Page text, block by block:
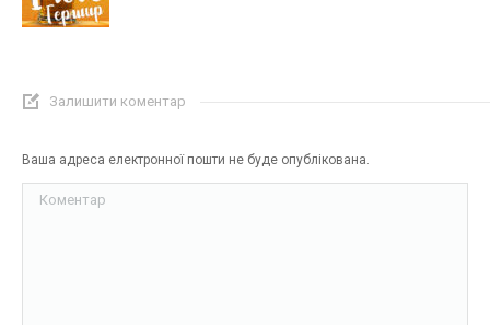
Залишити коментар
Ваша адреса електронної пошти не буде опублікована.
Коментар